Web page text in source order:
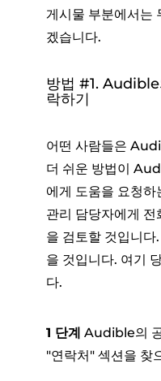
게시물 부분에서는
겠습니다.
방법 #1. Audible
락하기
어떤 사람들은
더 쉬운 방법이
에게 도움을 요청하
관리 담당자에게 전
을 검토할 것입니다
을 것입니다. 여기
다.
1 단계 Audible의
"연락처" 섹션을 찾